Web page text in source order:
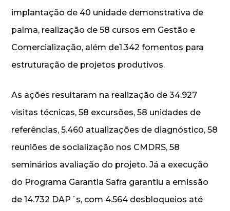
implantação de 40 unidade demonstrativa de
palma, realização de 58 cursos em Gestão e
Comercialização, além de1.342 fomentos para
estruturação de projetos produtivos.
As ações resultaram na realização de 34.927
visitas técnicas, 58 excursões, 58 unidades de
referências, 5.460 atualizações de diagnóstico, 58
reuniões de socialização nos CMDRS, 58
seminários avaliação do projeto. Já a execução
do Programa Garantia Safra garantiu a emissão
de 14.732 DAP´s, com 4.564 desbloqueios até